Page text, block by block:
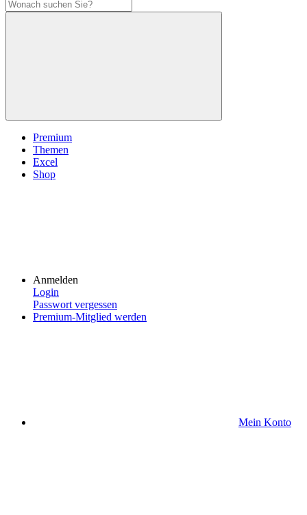
Premium
Themen
Excel
Shop
Anmelden
Login
Passwort vergessen
Premium-Mitglied werden
Mein Konto